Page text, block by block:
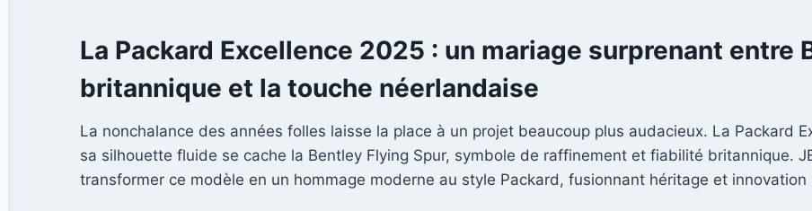
La Packard Excellence 2025 : un mariage surprenant entre
britannique et la touche néerlandaise
La nonchalance des années folles laisse la place à un projet beaucoup plus audacieux. La Packard
sa silhouette fluide se cache la Bentley Flying Spur, symbole de raffinement et fiabilité britannique.
transformer ce modèle en un hommage moderne au style Packard, fusionnant héritage et